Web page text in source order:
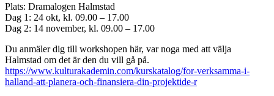
Plats: Dramalogen Halmstad
Dag 1: 24 okt, kl. 09.00 – 17.00
Dag 2: 14 november, kl. 09.00 – 17.00
Du anmäler dig till workshopen här, var noga med att välja
Halmstad om det är den du vill gå på.
https://www.kulturakademin.com/kurskatalog/for-verksamma-i-
halland-att-planera-och-finansiera-din-projektide-r